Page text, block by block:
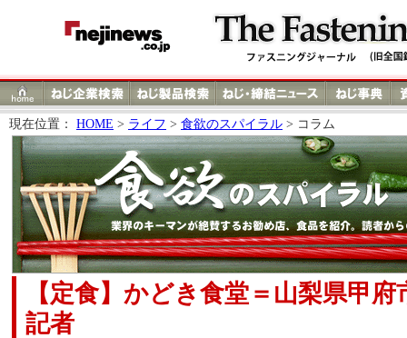
現在位置： HOME > ライフ > 食欲のスパイラル > コラム
【定食】かどき食堂＝山梨県甲
記者